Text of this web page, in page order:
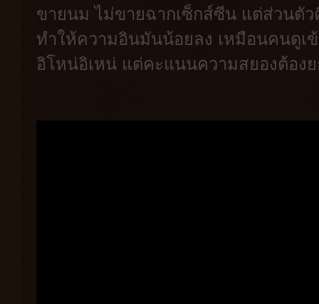
ขายนม ไม่ขายฉากเซ็กส์ซีน แต่ส่วนตั
ทำให้ความอินมันน้อยลง เหมือนคนดูเ
อิโหน่อิเหน่ แต่คะแนนความสยองต้อง